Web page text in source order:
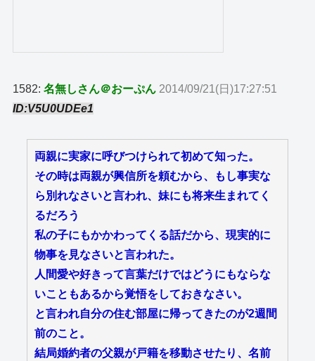
1582:名無しさん＠おーぷん 2014/09/21(日)17:27:51
ID:V5U0UDEe1
両親に実家に呼びつけられて初めて知った。
その時は両親が興信所を頼むから、もし事実な
ら別れなさいと言われ、妹にも将来生まれてく
るだろう
私の子にもかかわってくる話だから、現実的に
物事を見なさいと言われた。
人間愛や好きって言葉だけではどうにもならな
いこともあるから覚悟をしておきなさい。
と言われ自分の住む部屋に帰ってきたのが2週間
前のこと。
結局婚約者の父親が戸籍を移動させたり、名前